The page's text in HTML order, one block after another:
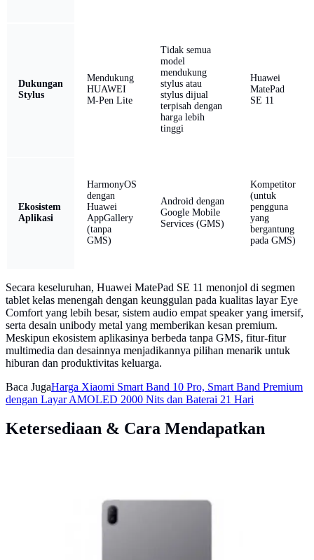
Dukungan
Stylus
Mendukung
HUAWEI
M-Pen Lite
Tidak semua
model
mendukung
stylus atau
stylus dijual
terpisah dengan
harga lebih
tinggi
Huawei
MatePad
SE 11
Ekosistem
Aplikasi
HarmonyOS
dengan
Huawei
AppGallery
(tanpa
GMS)
Android dengan
Google Mobile
Services (GMS)
Kompetitor
(untuk
pengguna
yang
bergantung
pada GMS)
Secara keseluruhan, Huawei MatePad SE 11 menonjol di segmen
tablet kelas menengah dengan keunggulan pada kualitas layar Eye
Comfort yang lebih besar, sistem audio empat speaker yang imersif,
serta desain unibody metal yang memberikan kesan premium.
Meskipun ekosistem aplikasinya berbeda tanpa GMS, fitur-fitur
multimedia dan desainnya menjadikannya pilihan menarik untuk
hiburan dan produktivitas keluarga.
Baca JugaHarga Xiaomi Smart Band 10 Pro, Smart Band Premium
dengan Layar AMOLED 2000 Nits dan Baterai 21 Hari
Ketersediaan & Cara Mendapatkan